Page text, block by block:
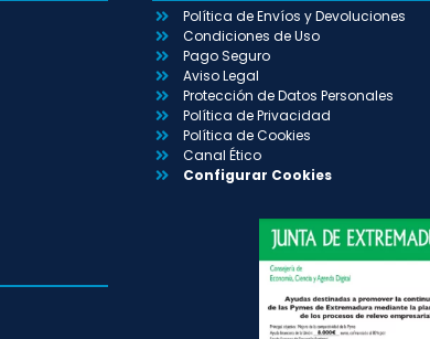
Política de Envíos y Devoluciones
Condiciones de Uso
Pago Seguro
Aviso Legal
Protección de Datos Personales
Política de Privacidad
Política de Cookies
Canal Ético
Configurar Cookies